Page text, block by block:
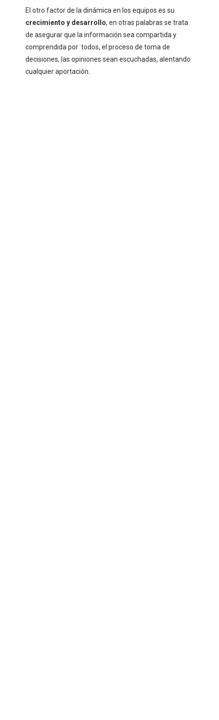
El otro factor de la dinámica en los equipos es su
crecimiento y desarrollo, en otras palabras se trata
de asegurar que la información sea compartida y
comprendida por todos, el proceso de toma de
decisiones, las opiniones sean escuchadas, alentando
cualquier aportación.